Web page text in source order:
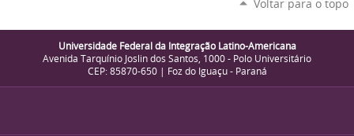
Voltar para o topo
Universidade Federal da Integração Latino-Americana
Avenida Tarquínio Joslin dos Santos, 1000 - Polo Universitário
CEP: 85870-650 | Foz do Iguaçu - Paraná